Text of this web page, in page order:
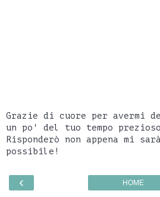
Grazie di cuore per avermi
un po' del tuo tempo
Risponderò non appena mi sarà
possibile!
‹ HOME